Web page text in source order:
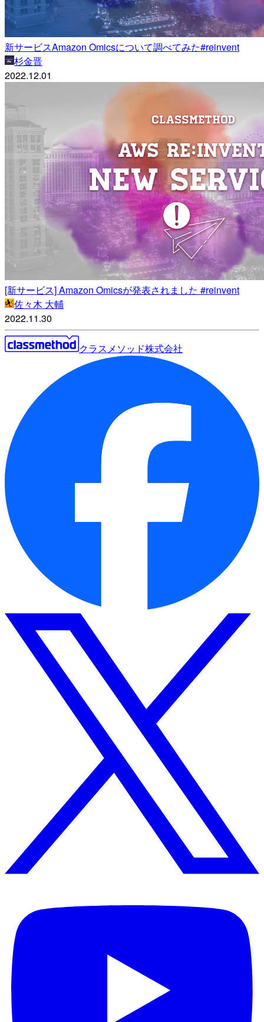
新サービスAmazon Omicsについて調べてみた#reinvent
杉金晋
2022.12.01
[新サービス] Amazon Omicsが発表されました #reinvent
佐々木 大輔
2022.11.30
クラスメソッド株式会社